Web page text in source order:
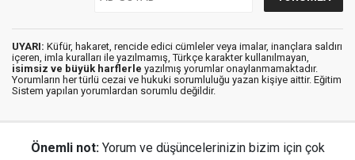
UYARI: Küfür, hakaret, rencide edici cümleler veya imalar, inançlara saldırı
içeren, imla kuralları ile yazılmamış, Türkçe karakter kullanılmayan,
isimsiz ve büyük harflerle yazılmış yorumlar onaylanmamaktadır.
Yorumların her türlü cezai ve hukuki sorumluluğu yazan kişiye aittir. Eğitim
Sistem yapılan yorumlardan sorumlu değildir.
Önemli not: Yorum ve düşüncelerinizin bizim için çok